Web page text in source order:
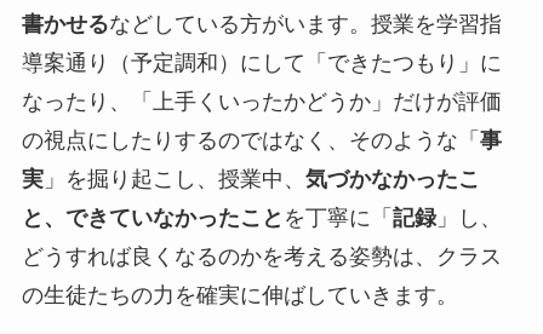
書かせるなどしている方がいます。授業を学習指
導案通り（予定調和）にして「できたつもり」に
なったり、「上手くいったかどうか」だけが評価
の視点にしたりするのではなく、そのような「 事
実」を掘り起こし、授業中、 気づかなかったこ
と、できていなかったこと を丁寧に「 記録」し、
どうすれば良くなるのかを考える姿勢は、クラス
の生徒たちの力を確実に伸ばしていきます。